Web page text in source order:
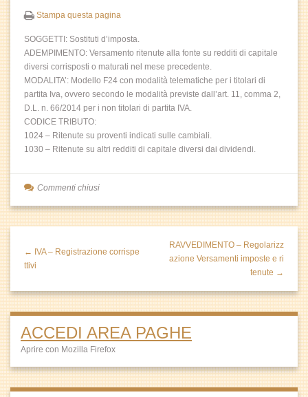
Stampa questa pagina
SOGGETTI: Sostituti d’imposta.
ADEMPIMENTO: Versamento ritenute alla fonte su redditi di capitale
diversi corrisposti o maturati nel mese precedente.
MODALITA’: Modello F24 con modalità telematiche per i titolari di
partita Iva, ovvero secondo le modalità previste dall’art. 11, comma 2,
D.L. n. 66/2014 per i non titolari di partita IVA.
CODICE TRIBUTO:
1024 – Ritenute su proventi indicati sulle cambiali.
1030 – Ritenute su altri redditi di capitale diversi dai dividendi.
Commenti chiusi
← IVA – Registrazione corrispe
ttivi
RAVVEDIMENTO – Regolarizz
azione Versamenti imposte e ri
tenute →
ACCEDI AREA PAGHE
Aprire con Mozilla Firefox